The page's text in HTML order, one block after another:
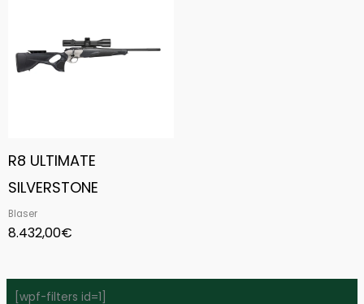
[wpf-filters id=1]
R8 ULTIMATE
SILVERSTONE
Blaser
8.432,00€